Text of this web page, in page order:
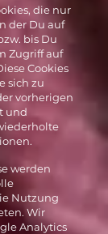
die nur
der Du auf
bis Du
Zugriff auf
Cookies
sich zu
vorherigen
und
werden
Nutzung
Wir
Analytics